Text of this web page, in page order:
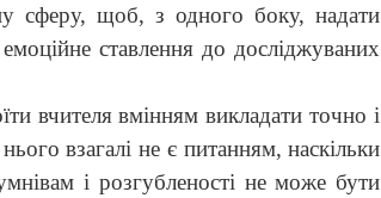
сферу, щоб, з одного боку, надати
ставлення до досліджуваних
вчителя вмінням викладати точно і
взагалі не є питанням, наскільки
і розгубленості не може бути